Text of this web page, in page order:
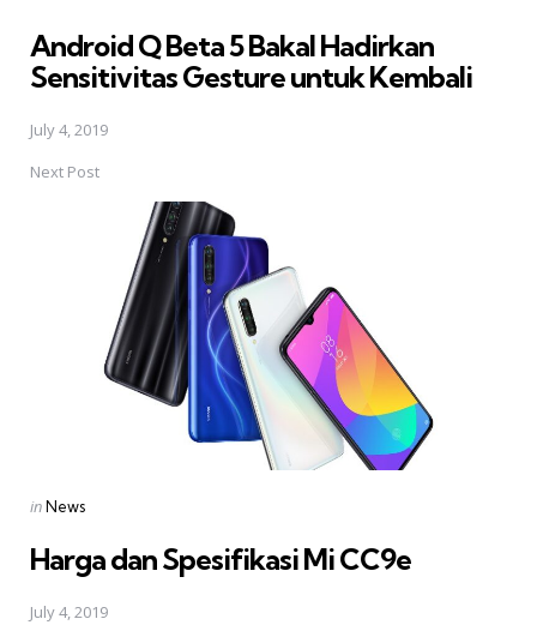
Android Q Beta 5 Bakal Hadirkan
Sensitivitas Gesture untuk Kembali
July 4, 2019
Next Post
Posted
inNews
Harga dan Spesifikasi Mi CC9e
July 4, 2019